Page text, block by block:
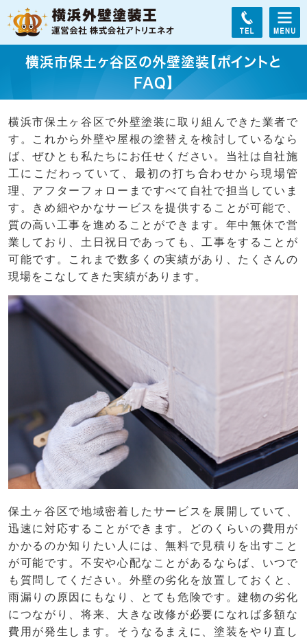
横浜市保土ヶ谷区の外壁塗装【ポイントと
FAQ】
横浜市保土ヶ谷区で外壁塗装に取り組んできた業者で
す。これから外壁や屋根の塗替えを検討しているなら
ば、ぜひとも私たちにお任せください。当社は自社施
工にこだわっていて、最初の打ち合わせから現場管
理、アフターフォローまですべて自社で担当していま
す。きめ細やかなサービスを提供することが可能で、
質の高い工事を進めることができます。年中無休で営
業しており、土日祝日であっても、工事をすることが
可能です。これまで数多くの実績があり、たくさんの
現場をこなしてきた実績があります。
保土ヶ谷区で地域密着したサービスを展開していて、
迅速に対応することができます。どのくらいの費用が
かかるのか知りたい人には、無料で見積りを出すこと
が可能です。不安や心配なことがあるならば、いつで
も質問してください。外壁の劣化を放置しておくと、
雨漏りの原因にもなり、とても危険です。建物の劣化
につながり、将来、大きな改修が必要になれば多額な
費用が発生します。そうなるまえに、塗装をやり直し